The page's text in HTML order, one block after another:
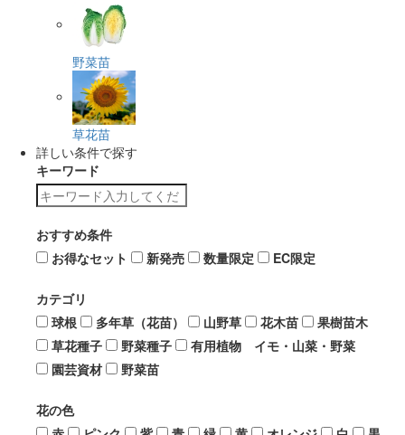
野菜苗
草花苗
詳しい条件で探す
キーワード
おすすめ条件
お得なセット
新発売 数量限定 EC限定
カテゴリ
球根
多年草（花苗） 山野草 花木苗
果樹苗木
草花種子
野菜種子
有用植物 イモ・山菜・野菜
園芸資材
野菜苗
花の色